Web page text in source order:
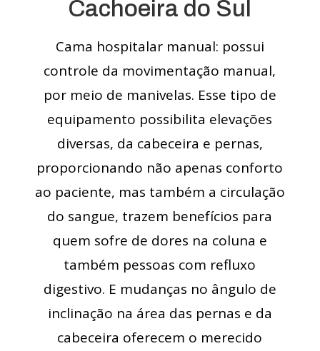
Cachoeira do Sul
Cama hospitalar manual: possui
controle da movimentação manual,
por meio de manivelas. Esse tipo de
equipamento possibilita elevações
diversas, da cabeceira e pernas,
proporcionando não apenas conforto
ao paciente, mas também a circulação
do sangue, trazem benefícios para
quem sofre de dores na coluna e
também pessoas com refluxo
digestivo. E mudanças no ângulo de
inclinação na área das pernas e da
cabeceira oferecem o merecido